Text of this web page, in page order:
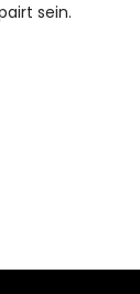
sein.